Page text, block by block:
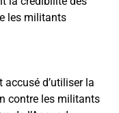
les militants
d’utiliser la
contre les militants